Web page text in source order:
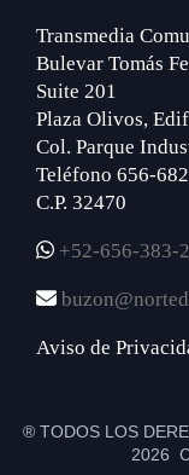
Transmedia
Bulevar Tomás
Suite 201
Plaza Olivos,
Col. Parque
Teléfono 656-
C.P. 32470
+52-656-383-
Aviso de
® TODOS LOS
2026